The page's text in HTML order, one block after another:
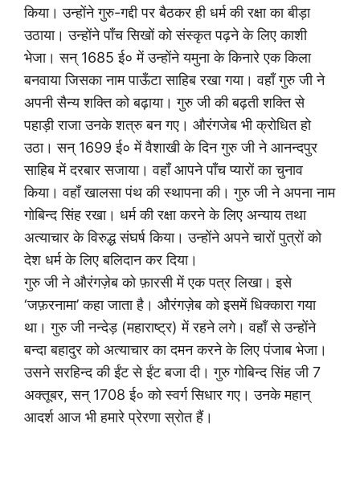
किया। उन्होंने गुरु-गद्दी पर बैठकर ही धर्म की रक्षा का बीड़ा
उठाया। उन्होंने पाँच सिखों को संस्कृत पढ़ने के लिए काशी
भेजा। सन् 1685 ई० में उन्होंने यमुना के किनारे एक किला
बनवाया जिसका नाम पाऊँटा साहिब रखा गया। वहाँ गुरु जी ने
अपनी सैन्य शक्ति को बढ़ाया। गुरु जी की बढ़ती शक्ति से
पहाड़ी राजा उनके शत्रु बन गए। औरंगजेब भी क्रोधित हो
उठा। सन् 1699 ई० में वैशाखी के दिन गुरु जी ने आनन्दपुर
साहिब में दरबार सजाया। वहाँ आपने पाँच प्यारों का चुनाव
किया। वहाँ खालसा पंथ की स्थापना की। गुरु जी ने अपना नाम
गोबिन्द सिंह रखा। धर्म की रक्षा करने के लिए अन्याय तथा
अत्याचार के विरुद्ध संघर्ष किया। उन्होंने अपने चारों पुत्रों को
देश धर्म के लिए बलिदान कर दिया।
गुरु जी ने औरंगज़ेब को फ़ारसी में एक पत्र लिखा। इसे
‘जफ़रनामा’ कहा जाता है। औरंगज़ेब को इसमें धिक्कारा गया
था। गुरु जी नन्देड़ (महाराष्ट्र) में रहने लगे। वहाँ से उन्होंने
बन्दा बहादुर को अत्याचार का दमन करने के लिए पंजाब भेजा।
उसने सरहिन्द की ईंट से ईंट बजा दी। गुरु गोबिन्द सिंह जी 7
अक्तूबर, सन् 1708 ई० को स्वर्ग सिधार गए। उनके महान्
आदर्श आज भी हमारे प्रेरणा स्रोत हैं।